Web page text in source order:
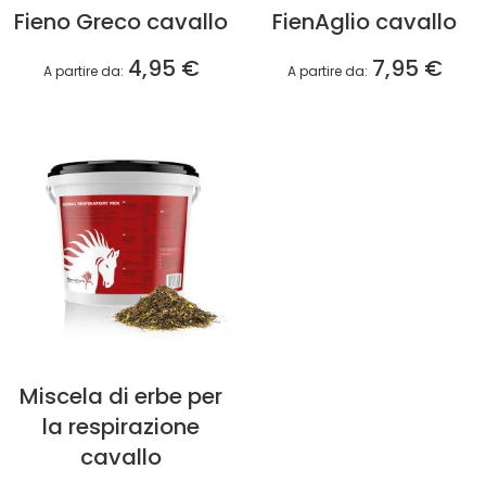
Fieno Greco cavallo
A partire da 4,95 €
FienAglio cavallo
A partire da 7,95 €
Miscela di erbe per
la respirazione
cavallo